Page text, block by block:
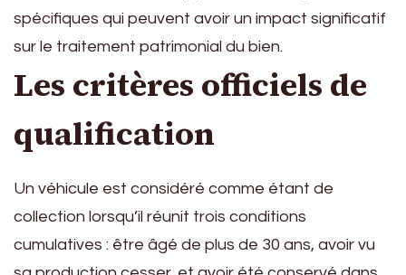
spécifiques qui peuvent avoir un impact significatif
sur le traitement patrimonial du bien.
Les critères officiels de
qualification
Un véhicule est considéré comme étant de
collection lorsqu’il réunit trois conditions
cumulatives : être âgé de plus de 30 ans, avoir vu